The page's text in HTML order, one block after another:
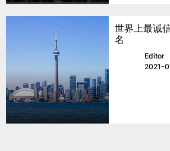
世界上最诚
名
Editor
2021-